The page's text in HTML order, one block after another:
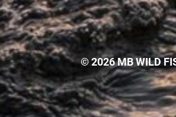
© 2026 MB WILD